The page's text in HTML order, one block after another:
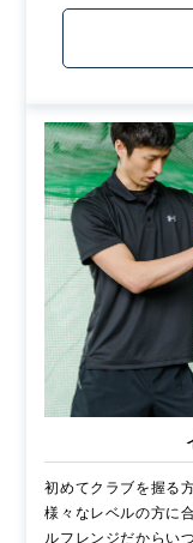
初めてクラブを握る
様々なレベルの方に
ルフレンジだからい